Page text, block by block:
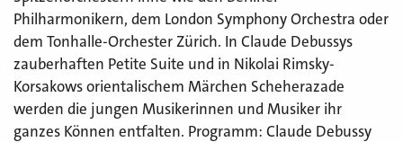
Philharmonikern, dem London Symphony Orchestra oder
dem Tonhalle-Orchester Zürich. In Claude Debussys
zauberhaften Petite Suite und in Nikolai Rimsky-
Korsakows orientalischem Märchen Scheherazade
werden die jungen Musikerinnen und Musiker ihr
ganzes Können entfalten. Programm: Claude Debussy